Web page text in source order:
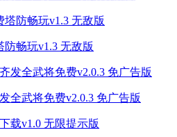
畅玩v1.3 无敌版
全武将免费v2.0.3 免广告版